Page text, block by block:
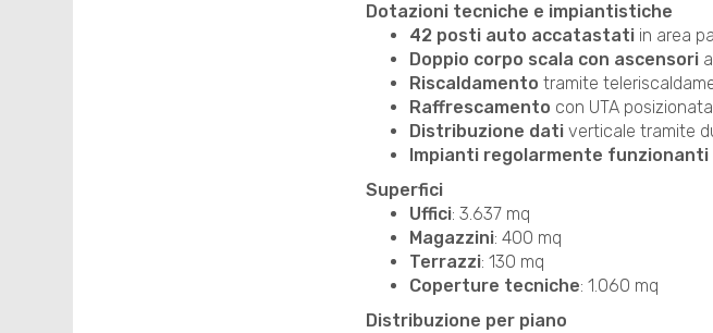
Dotazioni tecniche e impiantistiche
42 posti auto accatastatiin area
Doppio corpo scala con ascensori
Riscaldamento tramite
Raffrescamento con UTA
Distribuzione dativerticale tramite
Impianti regolarmente
Superfici
Uffici: 3.637 mq
Magazzini: 400 mq
Terrazzi: 130 mq
Coperture tecniche: 1.060 mq
Distribuzione per piano